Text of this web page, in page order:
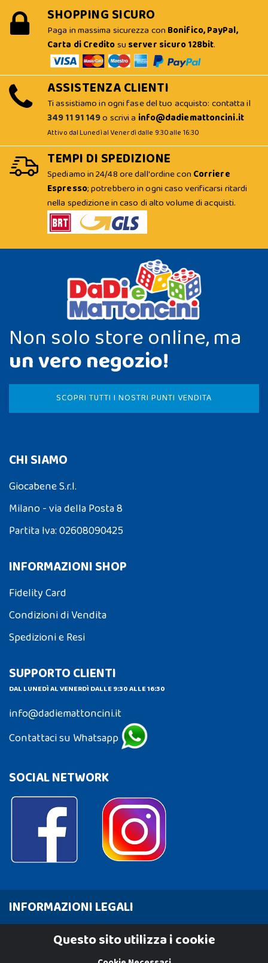
SHOPPING SICURO
Paga in massima sicurezza con Bonifico, PayPal,
Carta di Creditosu server sicuro 128bit.
ASSISTENZA CLIENTI
Ti assistiamo in ogni fase del tuo acquisto: contatta il
349 11 91 149o scrivi a info@dadiemattoncini.it
Attivo dal Lunedì al Venerdì dalle 9:30 alle 16:30
TEMPI DI SPEDIZIONE
Spediamo in 24/48 ore dall'ordine con Corriere
Espresso; potrebbero in ogni caso verificarsi ritardi
nella spedizione in caso di alto volume di acquisti.
Non solo store online, ma
un vero negozio!
SCOPRI TUTTI I NOSTRI PUNTI VENDITA
CHI SIAMO
Giocabene S.r.l.
Milano - via della Posta 8
Partita Iva: 02608090425
INFORMAZIONI SHOP
Fidelity Card
Condizioni di Vendita
Spedizioni e Resi
SUPPORTO CLIENTI
DAL LUNEDÌ AL VENERDÌ DALLE 9:30 ALLE 16:30
info@dadiemattoncini.it
Contattaci su Whatsapp
SOCIAL NETWORK
INFORMAZIONI LEGALI
Cookie PolicyQuesto sito utilizza i cookie